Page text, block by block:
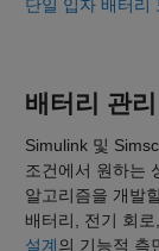
단일 입자 배터리
배터리 관
Simulink 및
조건에서 원하는
알고리즘을 개발
배터리, 전기 회
설계의 기능적 측